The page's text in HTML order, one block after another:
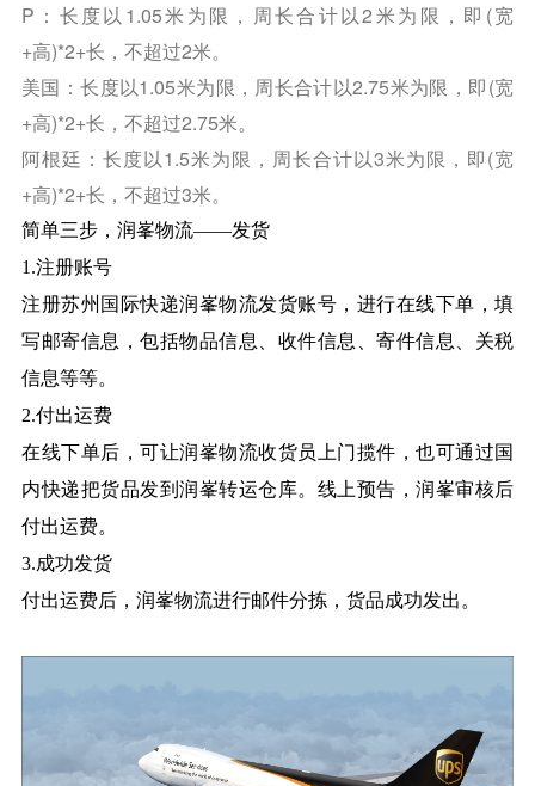
P：长度以1.05米为限，周长合计以2米为限，即(宽
+高)*2+长，不超过2米。
美国：长度以1.05米为限，周长合计以2.75米为限，即(宽
+高)*2+长，不超过2.75米。
阿根廷：长度以1.5米为限，周长合计以3米为限，即(宽
+高)*2+长，不超过3米。
简单三步，润峯物流——发货
1.注册账号
注册苏州国际快递润峯物流发货账号，进行在线下单，填
写邮寄信息，包括物品信息、收件信息、寄件信息、关税
信息等等。
2.付出运费
在线下单后，可让润峯物流收货员上门揽件，也可通过国
内快递把货品发到润峯转运仓库。线上预告，润峯审核后
付出运费。
3.成功发货
付出运费后，润峯物流进行邮件分拣，货品成功发出。